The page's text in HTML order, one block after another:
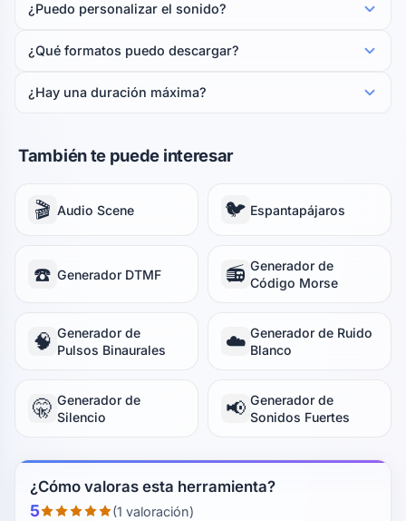
¿Puedo personalizar el sonido?
¿Qué formatos puedo descargar?
¿Hay una duración máxima?
También te puede interesar
🎬 Audio Scene 🐦 Espantapájaros
☎️ Generador DTMF 📻 Generador de
Código Morse
🧠 Generador de
Pulsos Binaurales
☁️ Generador de Ruido
Blanco
🤫 Generador de
Silencio
📢 Generador de
Sonidos Fuertes
¿Cómo valoras esta herramienta?
5 (1 valoración)